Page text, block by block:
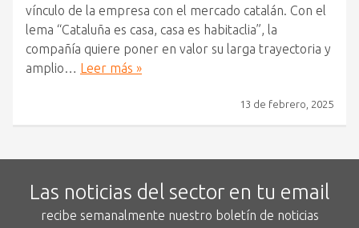
vínculo de la empresa con el mercado catalán. Con el
lema “Cataluña es casa, casa es habitaclia”, la
compañía quiere poner en valor su larga trayectoria y
amplio…
Leer más »
13 de febrero, 2025
Las noticias del sector en tu email
recibe semanalmente nuestro boletín de noticias